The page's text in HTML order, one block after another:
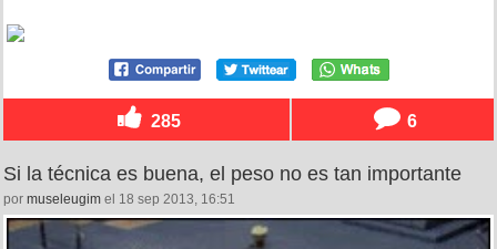
285 6
Si la técnica es buena, el peso no es tan importante
por museleugim el 18 sep 2013, 16:51